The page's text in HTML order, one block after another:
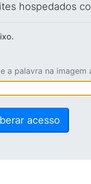
hospedados
a palavra na